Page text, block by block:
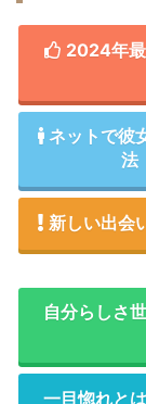
2024年
ネットで彼
法
新しい出会
自分らしさ
一目惚れと